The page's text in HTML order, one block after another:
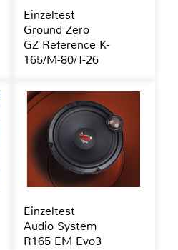
Einzeltest
Ground Zero
GZ Reference K-
165/M-80/T-26
Einzeltest
Audio System
R165 EM Evo3